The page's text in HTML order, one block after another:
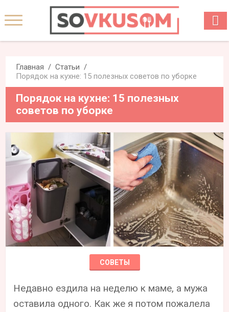
Главная
Статьи
Порядок на кухне: 15 полезных советов по уборке
Порядок на кухне: 15 полезных
советов по уборке
СОВЕТЫ
Недавно ездила на неделю к маме, а мужа
оставила одного. Как же я потом пожалела